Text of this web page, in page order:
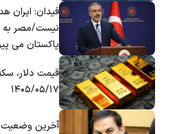
فیدان: ایران
نیست/مصر به
پاکستان می
قیمت دلار،
۱۴۰۵/۰۵/۱۷
آخرین وضعیت